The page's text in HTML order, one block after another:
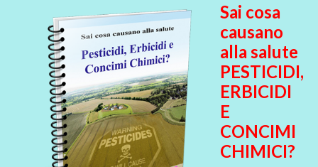
Sai cosa
causano
alla salute
PESTICIDI,
ERBICIDI
E
CONCIMI
CHIMICI?